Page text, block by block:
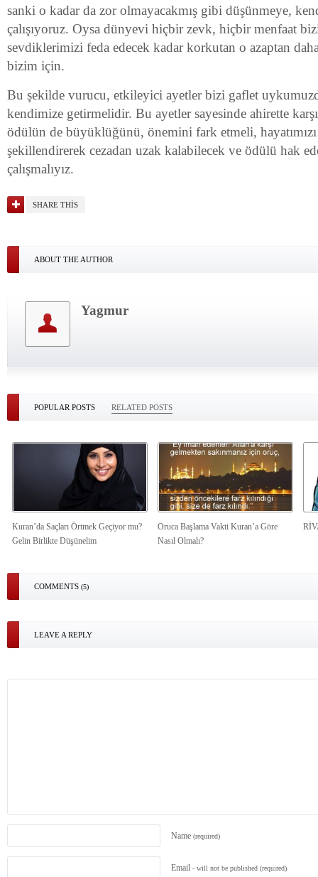
sanki o kadar da zor olmayacakmış gibi düşünmeye,
çalışıyoruz. Oysa dünyevi hiçbir zevk, hiçbir menfaat
sevdiklerimizi feda edecek kadar korkutan o azaptan
bizim için.
Bu şekilde vurucu, etkileyici ayetler bizi gaflet
kendimize getirmelidir. Bu ayetler sayesinde ahirette
ödülün de büyüklüğünü, önemini fark etmeli, hayatımızı
şekillendirerek cezadan uzak kalabilecek ve ödülü hak
çalışmalıyız.
SHARE THIS
ABOUT THE AUTHOR
Yagmur
POPULAR POSTS RELATED POSTS
Kuran’da Saçları Örtmek Geçiyor mu?
Gelin Birlikte Düşünelim
Oruca Başlama Vakti Kuran’a Göre
Nasıl Olmalı?
COMMENTS (5)
LEAVE A REPLY
Name (required)
Email - will not be published (required)